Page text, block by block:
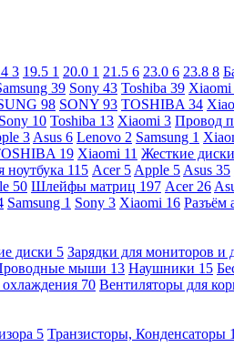
3 19.5 1 20.0 1 21.5 6 23.0 6 23.8 8
39 Sony 43 Toshiba 39 Xiaomi
98 SONY 93 TOSHIBA 34
Sony 10 Toshiba 13 Xiaomi 3 Провод
3 Asus 6 Lenovo 2 Samsung 1
19 Xiaomi 11 Жесткие
ноутбука 115 Acer 5 Apple 5 Asus 35
50 Шлейфы матриц 197 Acer 26
Samsung 1 Sony 3 Xiaomi 16 Разъём
диски 5 Зарядки для мониторов и
мыши 13 Наушники 15
70 Вентиляторы для
5 Транзисторы, Конденсаторы